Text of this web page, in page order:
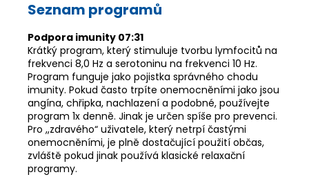
Seznam programů
Podpora imunity 07:31
Krátký program, který stimuluje tvorbu lymfocitů na
frekvenci 8,0 Hz a serotoninu na frekvenci 10 Hz.
Program funguje jako pojistka správného chodu
imunity. Pokud často trpíte onemocněními jako jsou
angína, chřipka, nachlazení a podobné, používejte
program 1x denně. Jinak je určen spíše pro prevenci.
Pro ,,zdravého“ uživatele, který netrpí častými
onemocněními, je plně dostačující použití občas,
zvláště pokud jinak používá klasické relaxační
programy.